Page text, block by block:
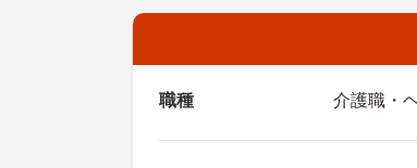
職種 介護職・